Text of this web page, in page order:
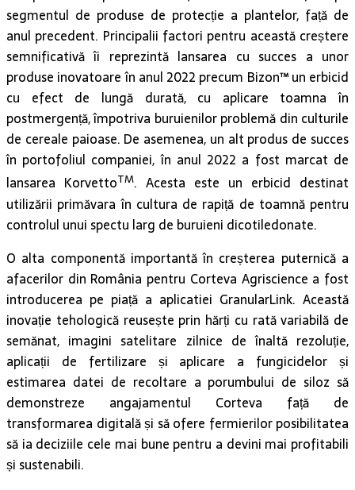
segmentul de produse de protecție a plantelor, față de
anul precedent. Principalii factori pentru această creștere
semnificativă îi reprezintă lansarea cu succes a unor
produse inovatoare în anul 2022 precum Bizon™ un erbicid
cu efect de lungă durată, cu aplicare toamna în
postmergență, împotriva buruienilor problemă din culturile
de cereale paioase. De asemenea, un alt produs de succes
în portofoliul companiei, în anul 2022 a fost marcat de
lansarea KorvettoTM. Acesta este un erbicid destinat
utilizării primăvara în cultura de rapiță de toamnă pentru
controlul unui spectu larg de buruieni dicotiledonate.
O alta componentă importantă în creșterea puternică a
afacerilor din România pentru Corteva Agriscience a fost
introducerea pe piață a aplicatiei GranularLink. Această
inovație tehologică reusește prin hărți cu rată variabilă de
semănat, imagini satelitare zilnice de înaltă rezoluție,
aplicații de fertilizare și aplicare a fungicidelor și
estimarea datei de recoltare a porumbului de siloz să
demonstreze angajamentul Corteva față de
transformarea digitală și să ofere fermierilor posibilitatea
să ia deciziile cele mai bune pentru a devini mai profitabili
și sustenabili.